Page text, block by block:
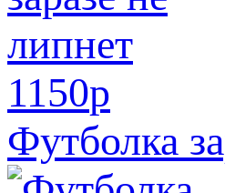
1150p
Футболка